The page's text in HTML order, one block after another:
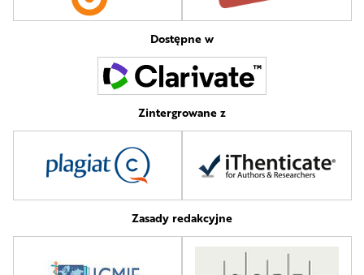
Dostępne w
Zintergrowane z
Zasady redakcyjne